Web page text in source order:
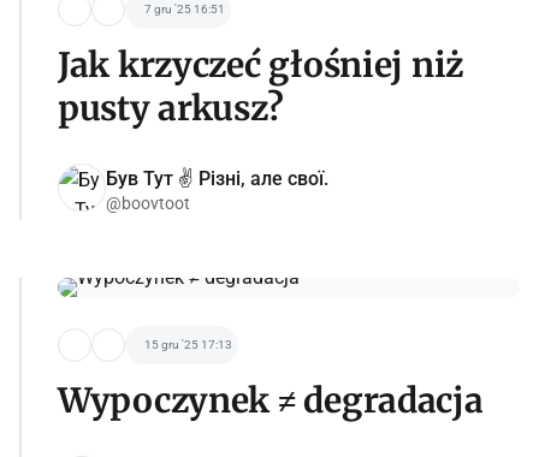
7 gru '25 16:51
Jak krzyczeć głośniej niż
pusty arkusz?
Був Тут ✌️ Різні, але свої.
@boovtoot
15 gru '25 17:13
Wypoczynek ≠ degradacja